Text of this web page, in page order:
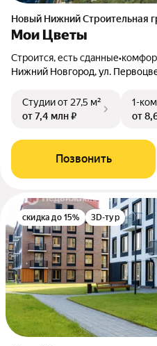
Новый Нижний Строительная
Мои Цветы
Строится, есть сданные•
Нижний Новгород, ул.
Студииот 27,5 м²
от 7,4 млн ₽
1-
от
Позвонить
скидка до 15% 3D-тур